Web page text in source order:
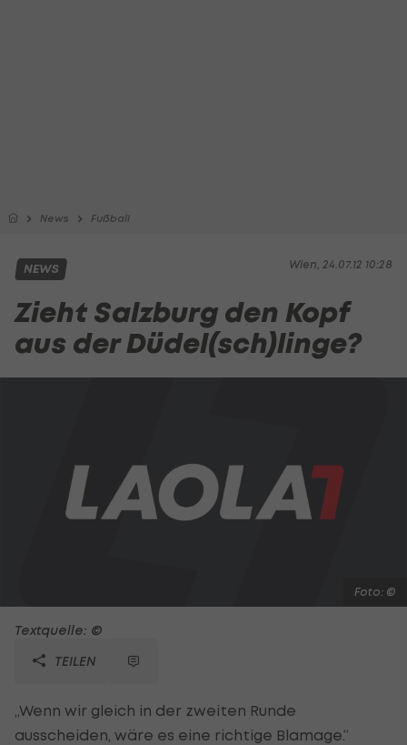
News Fußball
Wien, 24.07.12 10:28
NEWS
Zieht Salzburg den Kopf
aus der Düdel(sch)linge?
Foto: ©
Textquelle: ©
TEILEN
„Wenn wir gleich in der zweiten Runde
ausscheiden, wäre es eine richtige Blamage.“